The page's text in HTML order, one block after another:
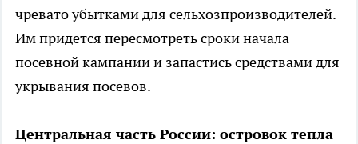
чревато убытками для сельхозпроизводителей.
Им придется пересмотреть сроки начала
посевной кампании и запастись средствами для
укрывания посевов.
Центральная часть России: островок тепла